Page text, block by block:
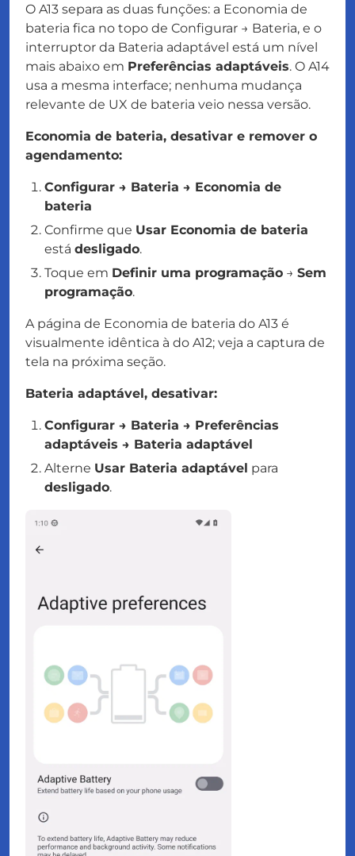
O A13 separa as duas funções: a Economia de
bateria fica no topo de Configurar → Bateria, e o
interruptor da Bateria adaptável está um nível
mais abaixo em Preferências adaptáveis. O A14
usa a mesma interface; nenhuma mudança
relevante de UX de bateria veio nessa versão.
Economia de bateria, desativar e remover o
agendamento:
Configurar → Bateria → Economia de
bateria
Confirme que Usar Economia de bateria
está desligado.
Toque em Definir uma programação → Sem
programação.
A página de Economia de bateria do A13 é
visualmente idêntica à do A12; veja a captura de
tela na próxima seção.
Bateria adaptável, desativar:
Configurar → Bateria → Preferências
adaptáveis → Bateria adaptável
Alterne Usar Bateria adaptável para
desligado.